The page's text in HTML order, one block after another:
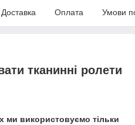
Доставка Оплата Умови
тканинні ролети
ми використовуємо тільки